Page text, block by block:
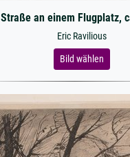
Straße an einem Flugplatz,
Eric Ravilious
Bild wählen